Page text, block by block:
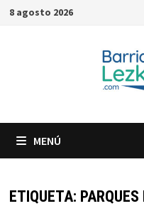
Saltar
8 agosto 2026
MENÚ
ETIQUETA: